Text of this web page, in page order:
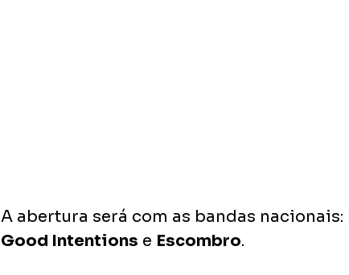
A abertura será com as bandas nacionais:
Good Intentions e Escombro.